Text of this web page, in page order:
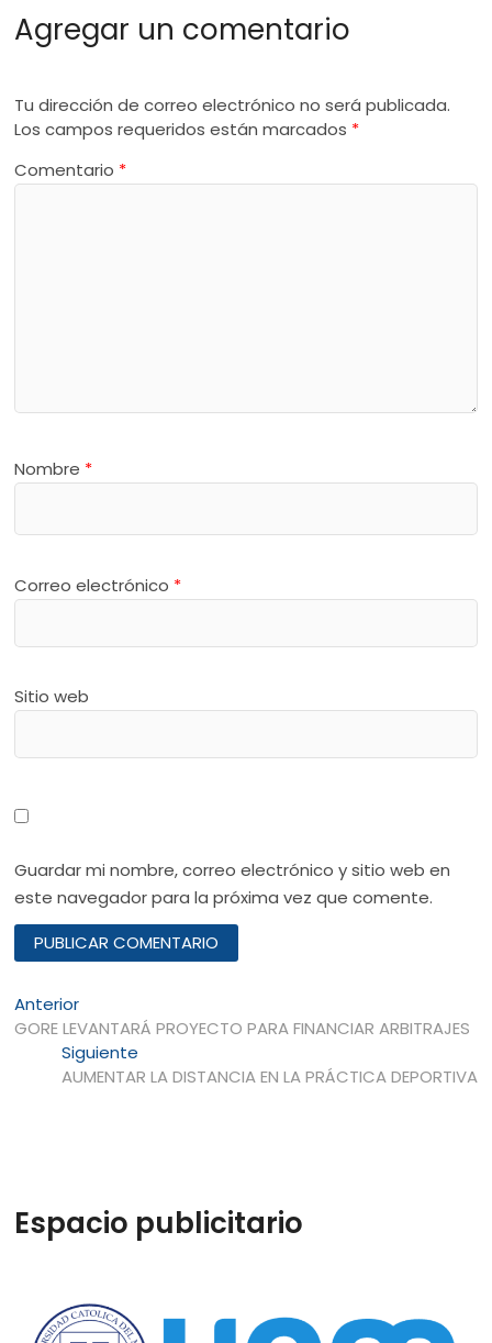
Agregar un comentario
Tu dirección de correo electrónico no será publicada.
Los campos requeridos están marcados *
Comentario *
Nombre *
Correo electrónico *
Sitio web
Guardar mi nombre, correo electrónico y sitio web en
este navegador para la próxima vez que comente.
Navegación
de
entradas
AnteriorEntrada
anterior:
GORE LEVANTARÁ PROYECTO PARA FINANCIAR ARBITRAJES
SiguienteEntrada
siguiente:
AUMENTAR LA DISTANCIA EN LA PRÁCTICA DEPORTIVA
Espacio publicitario